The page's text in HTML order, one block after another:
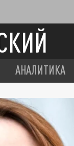
АНАЛИТИКА